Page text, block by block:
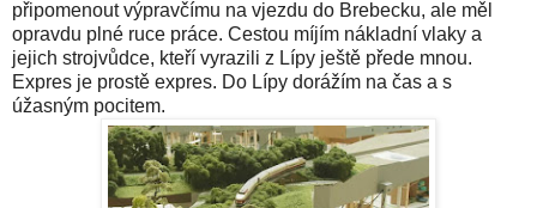
připomenout výpravčímu na vjezdu do Brebecku, ale měl
opravdu plné ruce práce. Cestou míjím nákladní vlaky a
jejich strojvůdce, kteří vyrazili z Lípy ještě přede mnou.
Expres je prostě expres. Do Lípy dorážím na čas a s
úžasným pocitem.